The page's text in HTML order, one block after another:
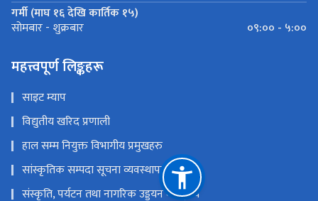
गर्मी (माघ १६ देखि कार्तिक १५)
सोमबार - शुक्रबार ०९:०० - ५:००
महत्त्वपूर्ण लिङ्कहरू
साइट म्याप
विद्युतीय खरिद प्रणाली
हाल सम्म नियुक्त विभागीय प्रमुखहरु
सांस्कृतिक सम्पदा सूचना व्यवस्थापन प्रणाली
संस्कृति, पर्यटन तथा नागरिक उड्डयन मन्त्रा्लय